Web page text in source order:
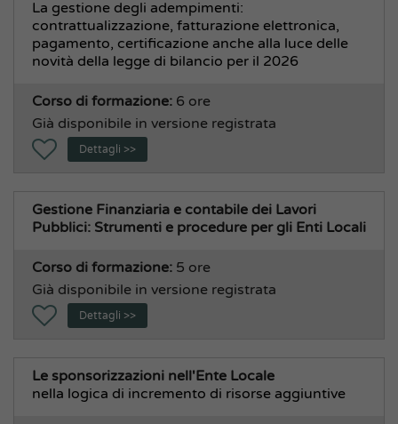
La gestione degli adempimenti:
contrattualizzazione, fatturazione elettronica,
pagamento, certificazione anche alla luce delle
novità della legge di bilancio per il 2026
Corso di formazione: 6 ore
Già disponibile in versione registrata
Dettagli >>
Gestione Finanziaria e contabile dei Lavori
Pubblici: Strumenti e procedure per gli Enti Locali
Corso di formazione: 5 ore
Già disponibile in versione registrata
Dettagli >>
Le sponsorizzazioni nell'Ente Locale
nella logica di incremento di risorse aggiuntive